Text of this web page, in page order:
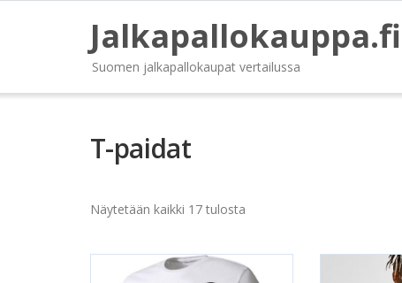
Jalkapallokauppa.fi
Suomen jalkapallokaupat vertailussa
T-paidat
Näytetään kaikki 17 tulosta